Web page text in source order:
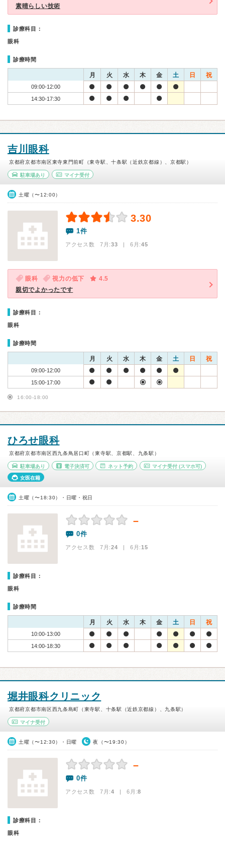
素晴らしい技術
診療科目：
眼科
診療時間
月 火 水 木 金 土 日 祝
09:00-12:00
14:30-17:30
吉川眼科
京都府京都市南区東寺東門前町（東寺駅、十条駅（近鉄京都線）、京都駅）
駐車場あり マイナ受付
土曜（〜12:00）
3.30
1件
アクセス数 7月:33 | 6月:45
眼科 視力の低下
4.5
親切でよかったです
診療科目：
眼科
診療時間
月 火 水 木 金 土 日 祝
09:00-12:00
15:00-17:00
16:00-18:00
ひろせ眼科
京都府京都市南区西九条鳥居口町（東寺駅、京都駅、九条駅）
駐車場あり 電子決済可 ネット予約 マイナ受付 (スマホ可)
女医在籍
土曜（〜18:30）・日曜・祝日
－
0件
アクセス数 7月:24 | 6月:15
診療科目：
眼科
診療時間
月 火 水 木 金 土 日 祝
10:00-13:00
14:00-18:30
堀井眼科クリニック
京都府京都市南区西九条島町（東寺駅、十条駅（近鉄京都線）、九条駅）
マイナ受付
土曜（〜12:30）・日曜 夜（〜19:30）
－
0件
アクセス数 7月:4 | 6月:8
診療科目：
眼科